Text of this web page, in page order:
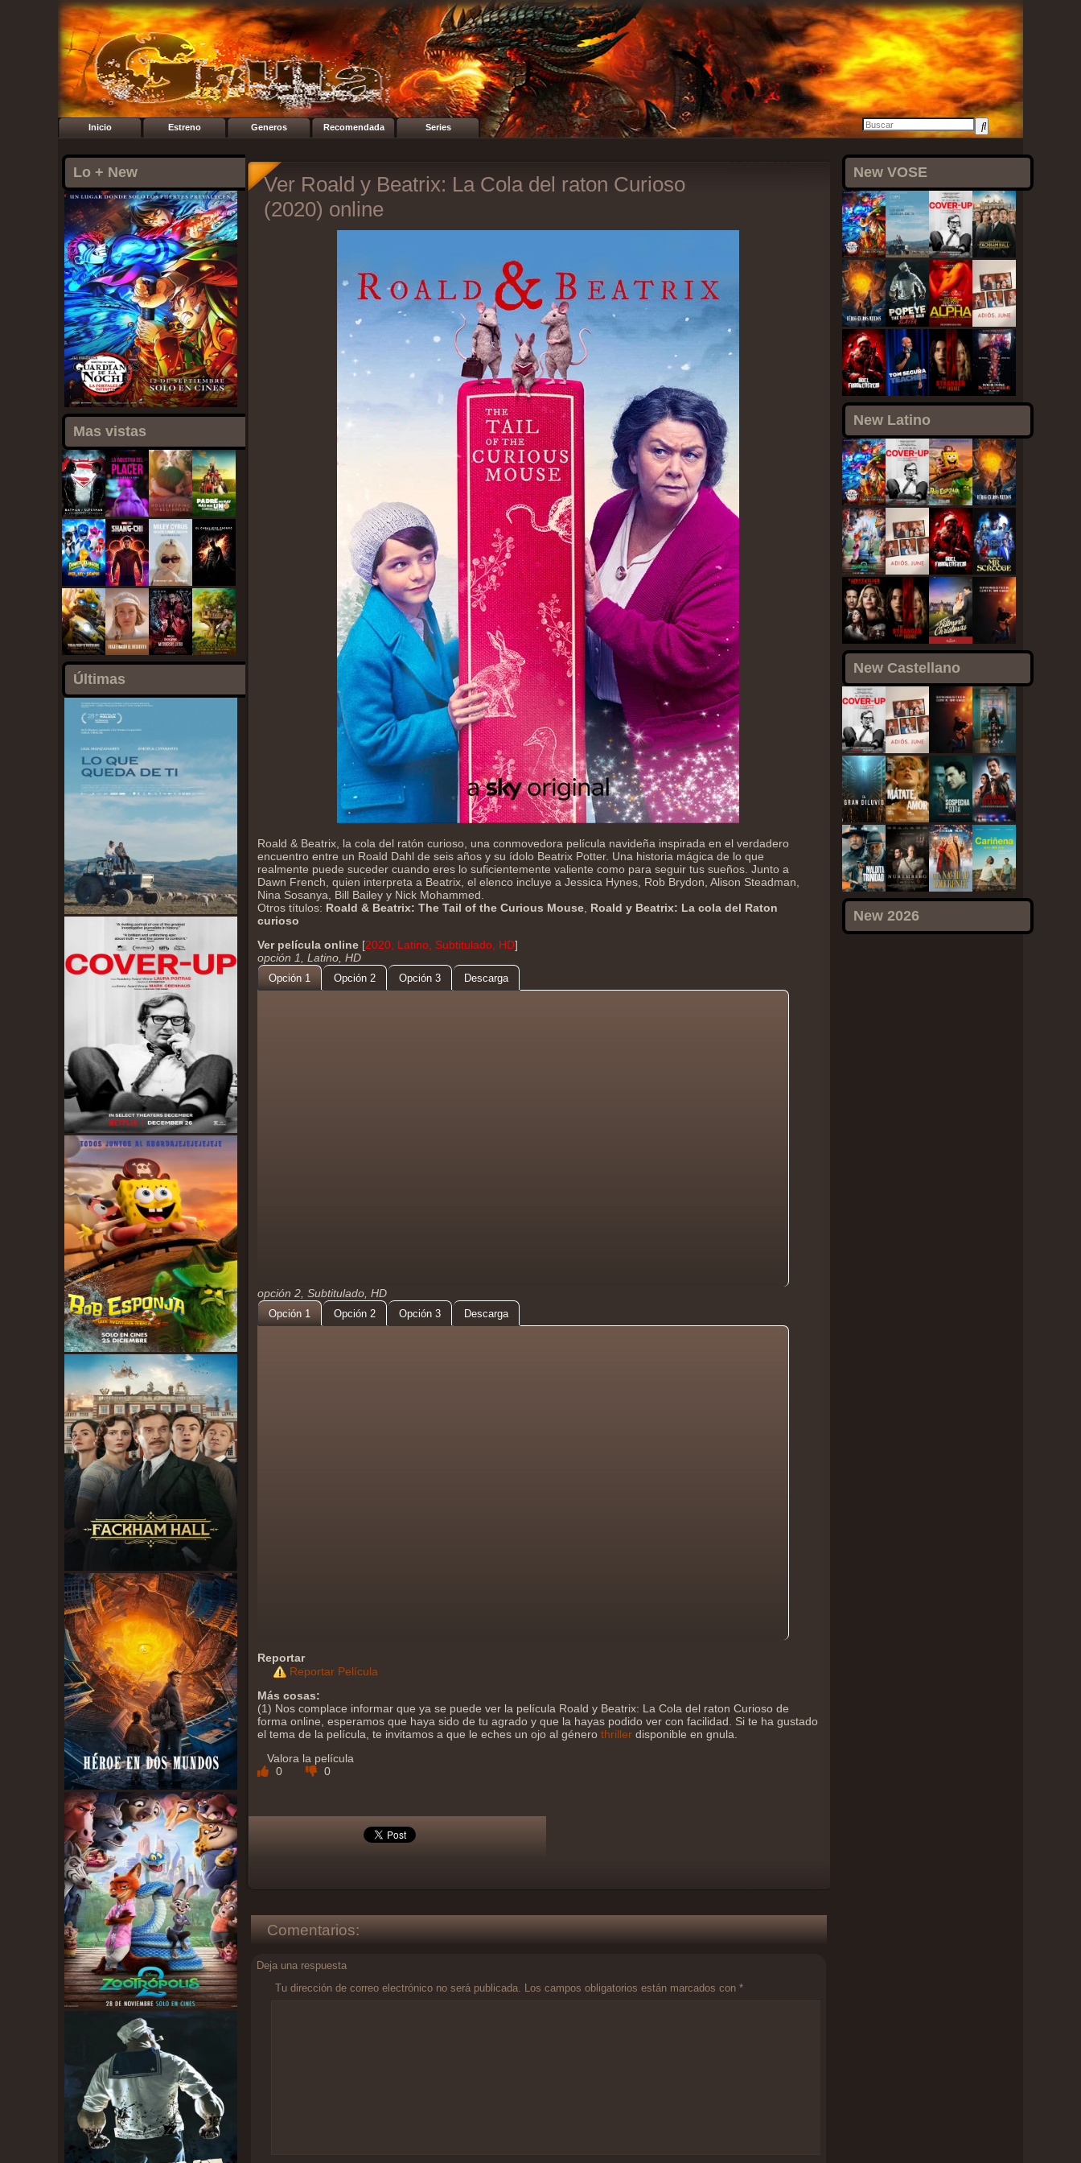
Inicio Estreno Generos Recomendada Series
Lo + New
Mas vistas
Últimas
New VOSE
New Latino
New Castellano
New 2026
Ver Roald y Beatrix: La Cola del raton Curioso
(2020) online
Roald & Beatrix, la cola del ratón curioso, una conmovedora película navideña inspirada en el verdadero
encuentro entre un Roald Dahl de seis años y su ídolo Beatrix Potter. Una historia mágica de lo que
realmente puede suceder cuando eres lo suficientemente valiente como para seguir tus sueños. Junto a
Dawn French, quien interpreta a Beatrix, el elenco incluye a Jessica Hynes, Rob Brydon, Alison Steadman,
Nina Sosanya, Bill Bailey y Nick Mohammed.
Otros títulos: Roald & Beatrix: The Tail of the Curious Mouse Roald y Beatrix: La cola del Raton
curioso
Ver película online [2020, Latino, Subtitulado, HD]
opción 1, Latino, HD
Opción 1 Opción 2 Opción 3 Descarga
opción 2, Subtitulado, HD
Opción 1 Opción 2 Opción 3 Descarga
Reportar
Reportar Película
Más cosas:
(1) Nos complace informar que ya se puede ver la película Roald y Beatrix: La Cola del raton Curioso de
forma online, esperamos que haya sido de tu agrado y que la hayas podido ver con facilidad. Si te ha gustado
el tema de la película, te invitamos a que le eches un ojo al género thriller disponible en gnula.
Valora la película
0
0
Comentarios:
Deja una respuesta
Tu dirección de correo electrónico no será publicada. Los campos obligatorios están marcados con *